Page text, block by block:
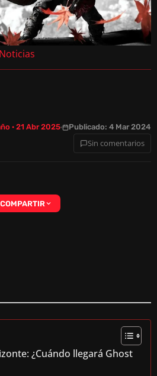
Noticias
· 21 Abr 2025 Publicado: 4 Mar 2024
Sin comentarios
COMPARTIR
¿Cuándo llegará Ghost